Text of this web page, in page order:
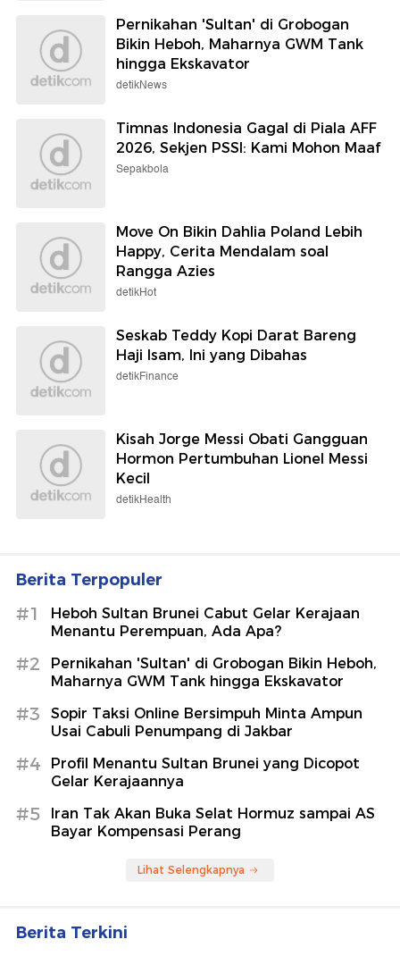
Pernikahan 'Sultan' di Grobogan
Bikin Heboh, Maharnya GWM Tank
hingga Ekskavator
detikNews
Timnas Indonesia Gagal di Piala AFF
2026, Sekjen PSSI: Kami Mohon Maaf
Sepakbola
Move On Bikin Dahlia Poland Lebih
Happy, Cerita Mendalam soal
Rangga Azies
detikHot
Seskab Teddy Kopi Darat Bareng
Haji Isam, Ini yang Dibahas
detikFinance
Kisah Jorge Messi Obati Gangguan
Hormon Pertumbuhan Lionel Messi
Kecil
detikHealth
Berita Terpopuler
#1
Heboh Sultan Brunei Cabut Gelar Kerajaan
Menantu Perempuan, Ada Apa?
#2
Pernikahan 'Sultan' di Grobogan Bikin Heboh,
Maharnya GWM Tank hingga Ekskavator
#3
Sopir Taksi Online Bersimpuh Minta Ampun
Usai Cabuli Penumpang di Jakbar
#4
Profil Menantu Sultan Brunei yang Dicopot
Gelar Kerajaannya
#5
Iran Tak Akan Buka Selat Hormuz sampai AS
Bayar Kompensasi Perang
Lihat Selengkapnya
Berita Terkini